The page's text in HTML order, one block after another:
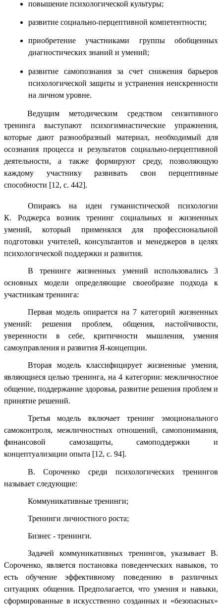
повышение психологической культуры;
развитие социально-перцептивной компетентности;
приобретение участниками группы обобщенных
диагностических знаний и умений;
развитие самопознания за счет снижения барьеров
психологической защиты и устранения неискренности
на личном уровне.
Ведущим методическим средством сензитивного
тренинга выступают психогимнастические упражнения,
которые дают разнообразный материал, необходимый для
осознания процесса и результатов социально-перцептивной
деятельности, а также формируют среду, позволяющую
каждому участнику развивать свои перцептивные
способности [12, с. 442].
Опираясь на идеи гуманистической психологии
К. Роджерса возник тренинг социальных и жизненных
умений, который применялся для профессиональной
подготовки учителей, консультантов и менеджеров в целях
психологической поддержки и развития.
В тренинге жизненных умений использовались 3
основных модели определяющие своеобразие подхода к
участникам тренинга:
Первая модель опирается на 7 категорий жизненных
умений: решения проблем, общения, настойчивости,
уверенности в себе, критичности мышления, умения
самоуправления и развития Я-концепции.
Вторая модель классифицирует жизненные умения,
являющиеся целью тренинга, на 4 категории: межличностное
общение, поддержание здоровья, развитие решения проблем и
принятие решений.
Третья модель включает тренинг эмоционального
самоконтроля, межличностных отношений, самопонимания,
финансовой самозащиты, самоподдержки и
концептуализации опыта [12, с. 94].
В. Сороченко среди психологических тренингов
называет следующие:
Коммуникативные тренинги;
Тренинги личностного роста;
Бизнес - тренинги.
Задачей коммуникативных тренингов, указывает В.
Сороченко, является постановка поведенческих навыков, то
есть обучение эффективному поведению в различных
ситуациях общения. Предполагается, что умения и навыки,
сформированные в искусственно созданных и «безопасных»